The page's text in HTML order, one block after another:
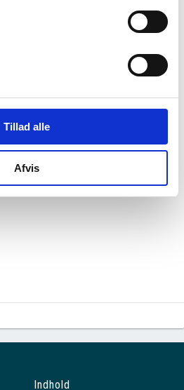
Tillad alle
Afvis
tiltrådte som direktør for
STATSAUTORISERET
Indhold